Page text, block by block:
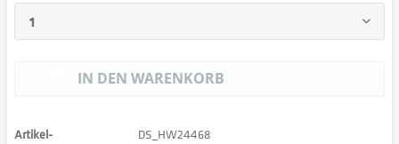
IN DEN WARENKORB
Artikel-
DS_HW24468